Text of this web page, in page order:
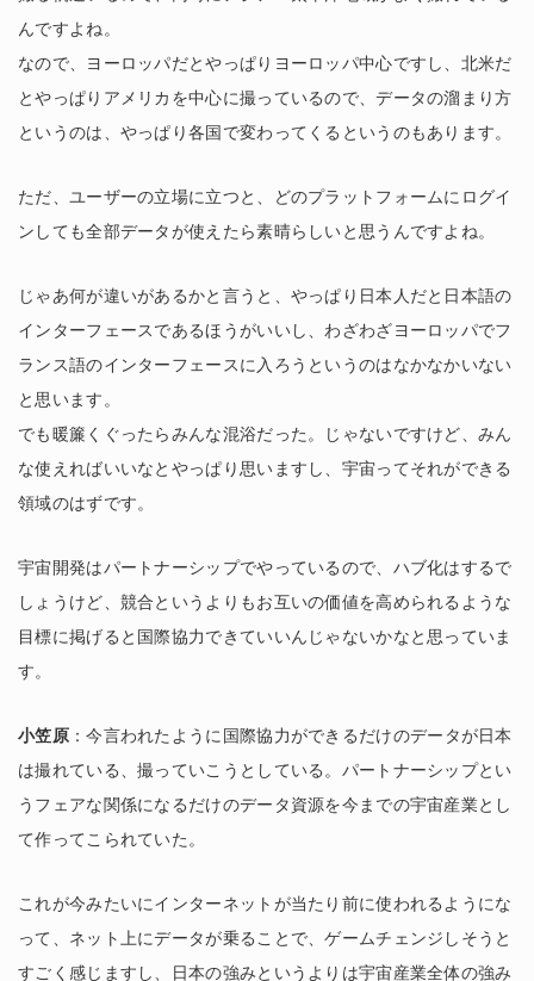
んですよね。
なので、ヨーロッパだとやっぱりヨーロッパ中心ですし、北米だ
とやっぱりアメリカを中心に撮っているので、データの溜まり方
というのは、やっぱり各国で変わってくるというのもあります。
ただ、ユーザーの立場に立つと、どのプラットフォームにログイ
ンしても全部データが使えたら素晴らしいと思うんですよね。
じゃあ何が違いがあるかと言うと、やっぱり日本人だと日本語の
インターフェースであるほうがいいし、わざわざヨーロッパでフ
ランス語のインターフェースに入ろうというのはなかなかいない
と思います。
でも暖簾くぐったらみんな混浴だった。じゃないですけど、みん
な使えればいいなとやっぱり思いますし、宇宙ってそれができる
領域のはずです。
宇宙開発はパートナーシップでやっているので、ハブ化はするで
しょうけど、競合というよりもお互いの価値を高められるような
目標に掲げると国際協力できていいんじゃないかなと思っていま
す。
小笠原：今言われたように国際協力ができるだけのデータが日本
は撮れている、撮っていこうとしている。パートナーシップとい
うフェアな関係になるだけのデータ資源を今までの宇宙産業とし
て作ってこられていた。
これが今みたいにインターネットが当たり前に使われるようにな
って、ネット上にデータが乗ることで、ゲームチェンジしそうと
すごく感じますし、日本の強みというよりは宇宙産業全体の強み